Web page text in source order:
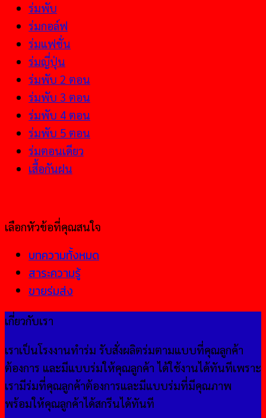
ร่มพับ
ร่มกอล์ฟ
ร่มแฟชั่น
ร่มญี่ปุ่น
ร่มพับ 2 ตอน
ร่มพับ 3 ตอน
ร่มพับ 4 ตอน
ร่มพับ 5 ตอน
ร่มตอนเดียว
เสื้อกันฝน
เลือกหัวข้อที่คุณสนใจ
บทความทั้งหมด
สาระความรู้
ขายร่มส่ง
เกี่ยวกับเรา
เราเป็นโรงงานทำร่ม รับสั่งผลิตร่มตามแบบที่คุณลูกค้า
ต้องการ และมีแบบร่มให้คุณลูกค้า ได้ใช้งานได้ทันทีเพราะ
เรามีร่มที่คุณลูกค้าต้องการและมีแบบร่มที่มีคุณภาพ
พร้อมให้คุณลูกค้าได้สกรีนได้ทันที